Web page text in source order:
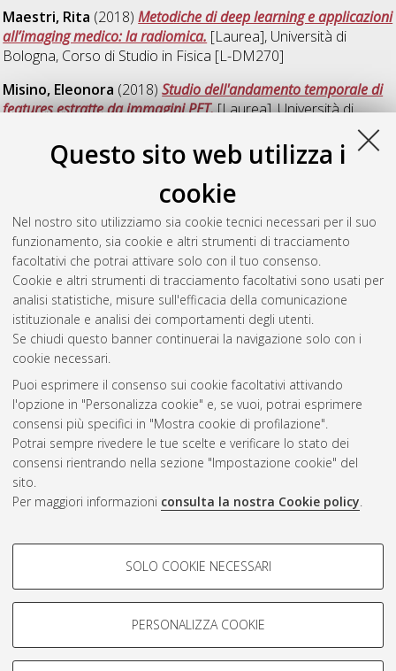
Questo sito web utilizza i
cookie
Nel nostro sito utilizziamo sia cookie tecnici necessari per il suo
funzionamento, sia cookie e altri strumenti di tracciamento
facoltativi che potrai attivare solo con il tuo consenso.
Cookie e altri strumenti di tracciamento facoltativi sono usati per
analisi statistiche, misure sull'efficacia della comunicazione
istituzionale e analisi dei comportamenti degli utenti.
Se chiudi questo banner continuerai la navigazione solo con i
cookie necessari.
Puoi esprimere il consenso sui cookie facoltativi attivando
l'opzione in "Personalizza cookie" e, se vuoi, potrai esprimere
consensi più specifici in "Mostra cookie di profilazione".
Potrai sempre rivedere le tue scelte e verificare lo stato dei
consensi rientrando nella sezione "Impostazione cookie" del
sito.
Per maggiori informazioni consulta la nostra Cookie policy.
COOKIE DI PROFILAZIONE -
Si tratta di cookie utilizzati per analizzare le caratteristiche della
navigazione degli utenti, creare profili in base al loro comportamento
Mostra cookie di profilazione
SOLO COOKIE NECESSARI
PERSONALIZZA COOKIE
Maestri, Rita (2018)Metodiche di deep learning e applicazioni
all’imaging medico: la radiomica. [Laurea], Università di
Bologna, Corso di Studio in Fisica [L-DM270]
Misino, Eleonora (2018)Studio dell'andamento temporale di
features estratte da immagini PET.[Laurea], Università di
Serri, Caterina(2018)Storia degli ultrasuoni in ecografia.
[Laurea], Università di Bologna, Corso di Studio inFisica [L-
DM270], Documento full-text non disponibile
Questa lista e' stata generata ilSun Aug 9 08:55:55 2026
CEST
Atom
Rss 1.0
Rss 2.0
AMS Laurea
Impostazioni Cookie
Informativa sulla privacy
Condizioni d’uso del sito